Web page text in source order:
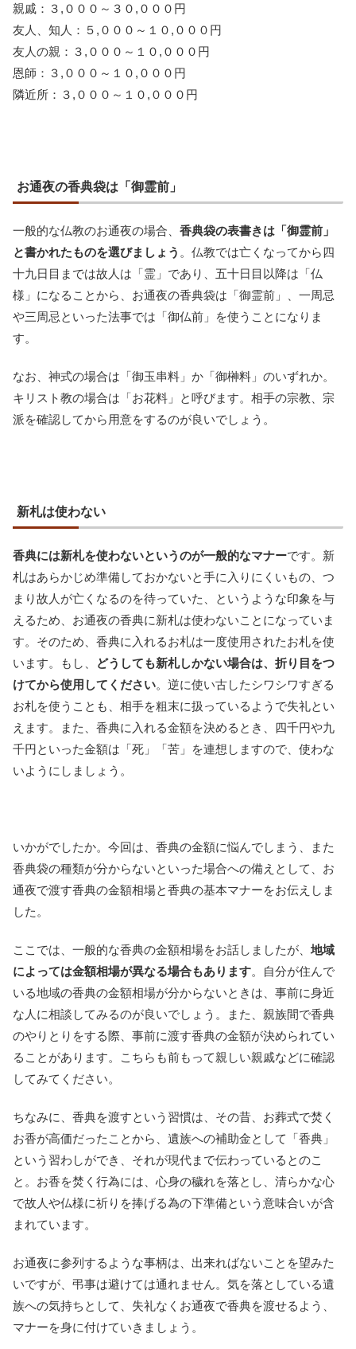
親戚：３,０００～３０,０００円
友人、知人：５,０００～１０,０００円
友人の親：３,０００～１０,０００円
恩師：３,０００～１０,０００円
隣近所：３,０００～１０,０００円
お通夜の香典袋は「御霊前」
一般的な仏教のお通夜の場合、 香典袋の表書きは「御霊前」
と書かれたものを選びましょう 。仏教では亡くなってから四
十九日目までは故人は「霊」であり、五十日目以降は「仏
様」になることから、お通夜の香典袋は「御霊前」、一周忌
や三周忌といった法事では「御仏前」を使うことになりま
す。
なお、神式の場合は「御玉串料」か「御榊料」のいずれか。
キリスト教の場合は「お花料」と呼びます。相手の宗教、宗
派を確認してから用意をするのが良いでしょう。
新札は使わない
香典には新札を使わないというのが一般的なマナーです。新
札はあらかじめ準備しておかないと手に入りにくいもの、つ
まり故人が亡くなるのを待っていた、というような印象を与
えるため、お通夜の香典に新札は使わないことになっていま
す。そのため、香典に入れるお札は一度使用されたお札を使
います。もし、
どうしても新札しかない場合は、折り目をつ
けてから使用してください。逆に使い古したシワシワすぎる
お札を使うことも、相手を粗末に扱っているようで失礼とい
えます。また、香典に入れる金額を決めるとき、四千円や九
千円といった金額は「死」「苦」を連想しますので、使わな
いようにしましょう。
いかがでしたか。今回は、香典の金額に悩んでしまう、また
香典袋の種類が分からないといった場合への備えとして、お
通夜で渡す香典の金額相場と香典の基本マナーをお伝えしま
した。
ここでは、一般的な香典の金額相場をお話しましたが、 地域
によっては金額相場が異なる場合もあります。自分が住んで
いる地域の香典の金額相場が分からないときは、事前に身近
な人に相談してみるのが良いでしょう。また、親族間で香典
のやりとりをする際、事前に渡す香典の金額が決められてい
ることがあります。こちらも前もって親しい親戚などに確認
してみてください。
ちなみに、香典を渡すという習慣は、その昔、お葬式で焚く
お香が高価だったことから、遺族への補助金として「香典」
という習わしができ、それが現代まで伝わっているとのこ
と。お香を焚く行為には、心身の穢れを落とし、清らかな心
で故人や仏様に祈りを捧げる為の下準備という意味合いが含
まれています。
お通夜に参列するような事柄は、出来ればないことを望みた
いですが、弔事は避けては通れません。気を落としている遺
族への気持ちとして、失礼なくお通夜で香典を渡せるよう、
マナーを身に付けていきましょう。